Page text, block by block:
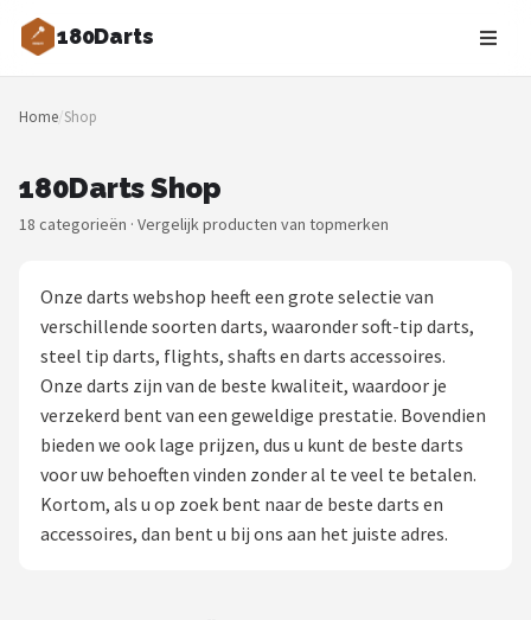
180Darts
Zoeken
NAVIGATIE
Merken
Blog
Toernooien
Spelregels
Uitgooilijst
Home/Shop
180Darts Shop
18 categorieën · Vergelijk producten van topmerken
Onze darts webshop heeft een grote selectie van
verschillende soorten darts, waaronder soft-tip darts,
steel tip darts, flights, shafts en darts accessoires.
Onze darts zijn van de beste kwaliteit, waardoor je
verzekerd bent van een geweldige prestatie. Bovendien
bieden we ook lage prijzen, dus u kunt de beste darts
voor uw behoeften vinden zonder al te veel te betalen.
Kortom, als u op zoek bent naar de beste darts en
accessoires, dan bent u bij ons aan het juiste adres.